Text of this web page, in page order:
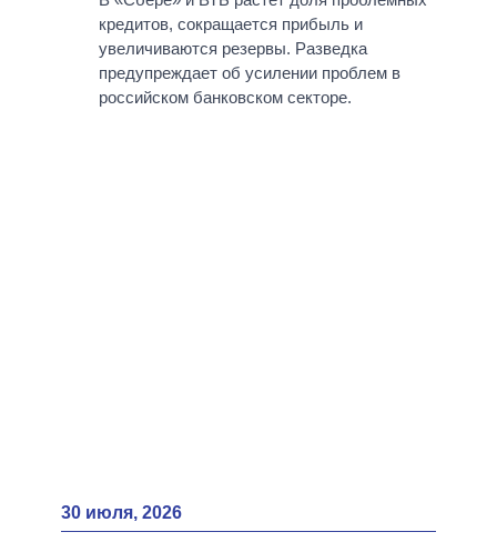
ДАЙДЖЕСТЫ
ВЕРХОВНАЯ РАДА
КАБИНЕТ МИНИСТРОВ
ГЛАВЫ ОБЛАДМИНИСТРАЦИЙ
ВИДЕО
ПОДДЕРЖАТЬ
СРАВНЕНИЕ ПОЛИТИКОВ
кредитов, сокращается прибыль и
увеличиваются резервы. Разведка
предупреждает об усилении проблем в
российском банковском секторе.
30 июля, 2026